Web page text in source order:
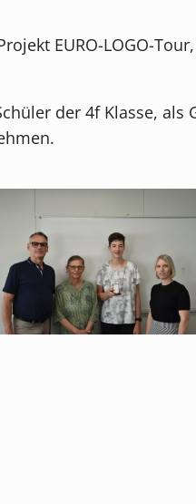
EURO-LOGO-
der 4f Klasse,